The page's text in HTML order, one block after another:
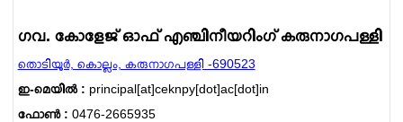
ഗവ. കോളേജ് ഓഫ് എഞ്ചിനീയറിംഗ് കരുനാഗപള്ളി
തൊടിയൂര്‍, കൊല്ലം, കരുനാഗപള്ളി -690523
ഇ-മെയില്‍ : principal[at]ceknpy[dot]ac[dot]in
ഫോണ്‍ : 0476-2665935